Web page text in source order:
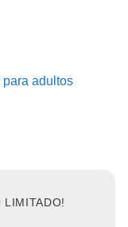
para adultos
LIMITADO!